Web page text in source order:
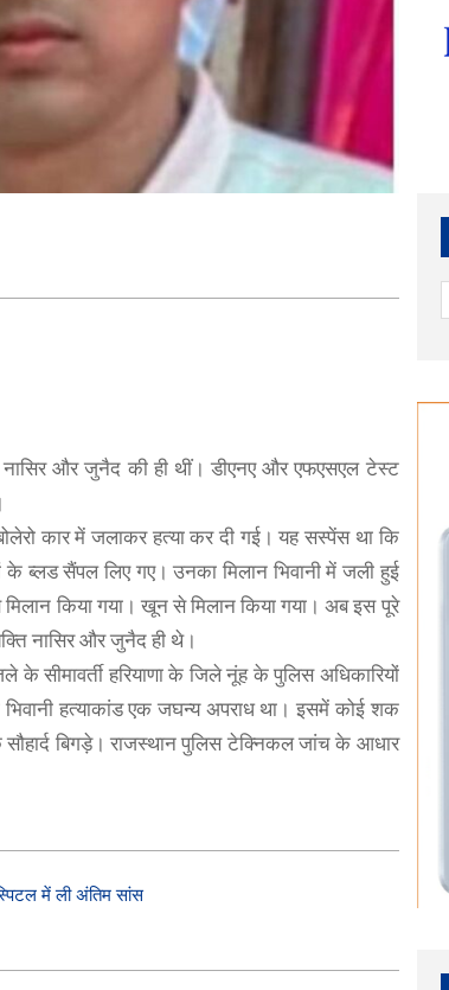
नासिर और जुनैद की ही थीं। डीएनए और एफएसएल टेस्ट
कार में जलाकर हत्या कर दी गई। यह सस्पेंस था कि
ब्लड सैंपल लिए गए। उनका मिलान भिवानी में जली हुई
किया गया। खून से मिलान किया गया। अब इस पूरे
नासिर और जुनैद ही थे।
के सीमावर्ती हरियाणा के जिले नूंह के पुलिस अधिकारियों
हत्याकांड एक जघन्य अपराध था। इसमें कोई शक
बिगड़े। राजस्थान पुलिस टेक्निकल जांच के आधार
में ली अंतिम सांस
ONEPLUS 5G
OnePlus Nord CE 2